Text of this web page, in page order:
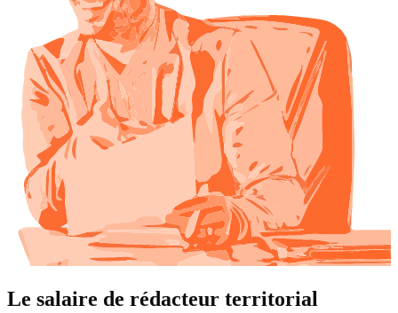
Le salaire de rédacteur territorial